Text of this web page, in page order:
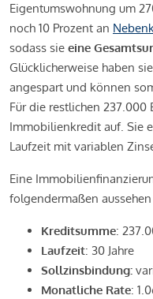
Eigentumswohnung um
noch 10 Prozent an
sodass sie eine
Glücklicherweise haben
angespart und können
Für die restlichen 237.000
Immobilienkredit auf. Sie
Laufzeit mit variablen
Eine
folgendermaßen aussehen
Kreditsumme:
Laufzeit: 30 Jahre
Sollzinsbindung:
Monatliche Rate: